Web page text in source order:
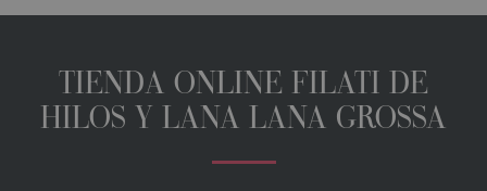
TIENDA ONLINE FILATI DE
HILOS Y LANA LANA GROSSA